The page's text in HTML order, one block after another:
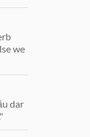
we
dar